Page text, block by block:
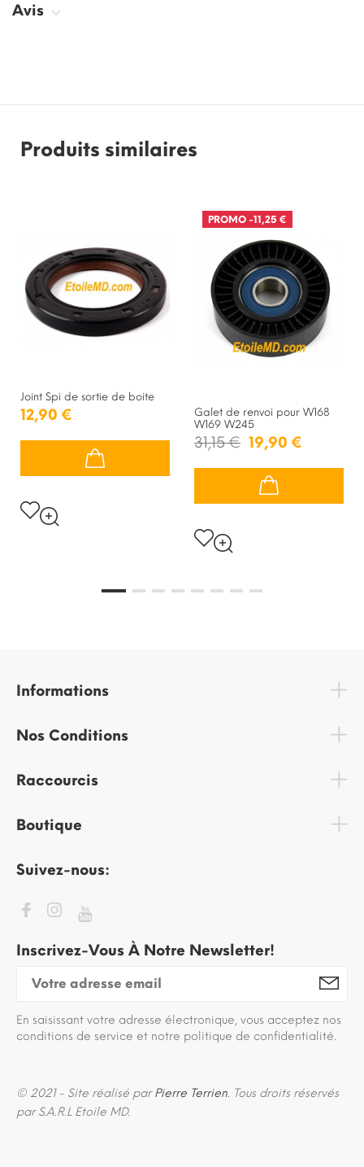
Avis
Produits similaires
Joint Spi de sortie de boite
12,90 €
PROMO -11,25 €
Galet de renvoi pour W168
W169 W245
31,15 € 19,90 €
Informations
Nos Conditions
Raccourcis
Boutique
Suivez-nous:
Inscrivez-Vous À Notre Newsletter!
En saisissant votre adresse électronique, vous acceptez nos
conditions de service et notre politique de confidentialité.
© 2021 - Site réalisé parPierre Terrien. Tous droits réservés
par S.A.R.L Etoile MD.